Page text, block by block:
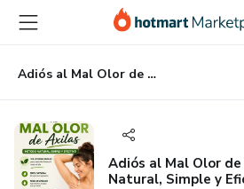
principal
página
de
página
Adiós al Mal Olor de Axilas: Metodo Natural, Simple y Eficaz
Adiós al Mal Olor
Natural, Simple y